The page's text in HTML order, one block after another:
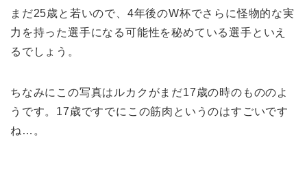
まだ25歳と若いので、4年後のW杯でさらに怪物的な実
力を持った選手になる可能性を秘めている選手といえ
るでしょう。
ちなみにこの写真はルカクがまだ17歳の時のもののよ
うです。17歳ですでにこの筋肉というのはすごいです
ね…。